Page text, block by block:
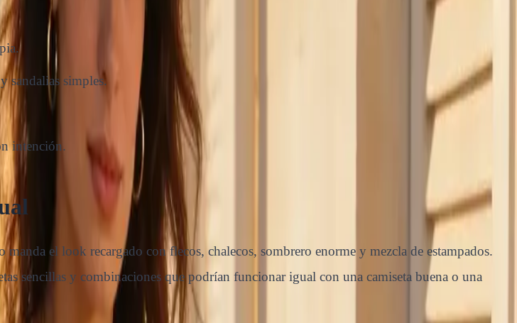
sandalias simples.
intención.
el look recargado con flecos, chalecos, sombrero enorme y mezcla de estampados.
sencillas y combinaciones que podrían funcionar igual con una camiseta buena o una